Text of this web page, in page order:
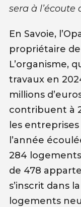
sera à
En Savoie,
propriétaire
L’organisme,
travaux en
millions
contribuent à
les
l’année
284
de 478
s’inscrit dans
logements